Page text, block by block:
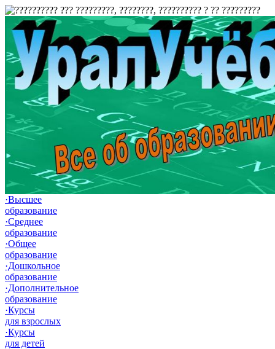
·Высшее
образование
·Среднее
образование
·Общее
образование
·Дошкольное
образование
·Дополнительное
образование
·Курсы
для взрослых
·Курсы
для детей